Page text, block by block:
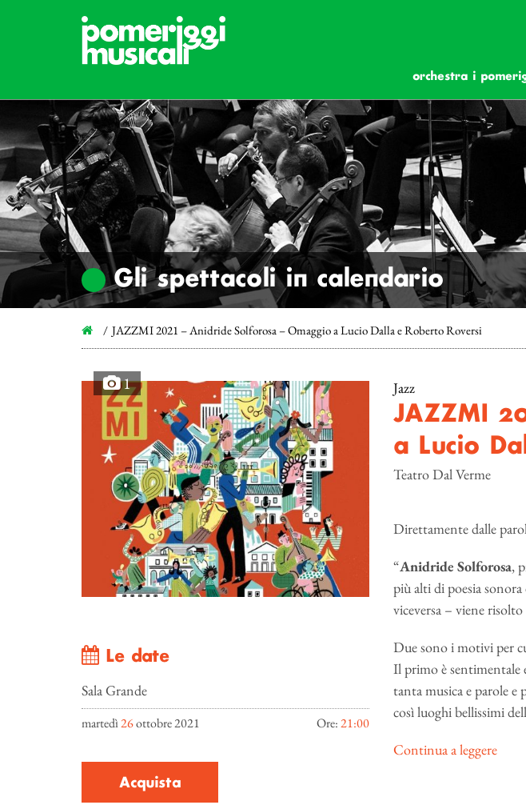
orchestra i
Gli spettacoli in calendario
JAZZMI 2021 – Anidride Solforosa – Omaggio a Lucio Dalla e Roberto Roversi
1
Le date
Sala Grande
martedì26ottobre 2021 Ore:21:00
Acquista
Jazz
JAZZMI
a Lucio
Teatro Dal Verme
Direttamente dalle
“Anidride Solforosa,
più alti di poesia
viceversa – viene
Due sono i motivi per
Il primo è
tanta musica e parole e
così luoghi bellissimi
Continua a leggere